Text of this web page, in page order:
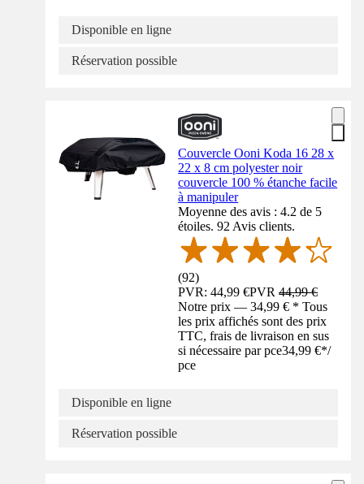
Disponible en ligne
Réservation possible
Couvercle Ooni Koda 16 28 x
22 x 8 cm polyester noir
couvercle 100 % étanche facile
à manipuler
Moyenne des avis : 4.2 de 5
étoiles. 92 Avis clients.
(92)
PVR: 44,99 €PVR44,99 €
Notre prix — 34,99 € * Tous
les prix affichés sont des prix
TTC, frais de livraison en sus
si nécessaire par pce34,99 €*/
pce
Disponible en ligne
Réservation possible